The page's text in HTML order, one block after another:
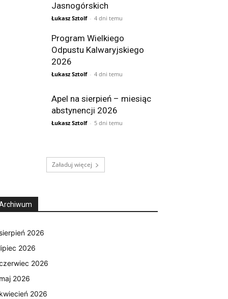
Jasnogórskich
Łukasz Sztolf - 4 dni temu
Program Wielkiego
Odpustu Kalwaryjskiego
2026
Łukasz Sztolf - 4 dni temu
Apel na sierpień – miesiąc
abstynencji 2026
Łukasz Sztolf - 5 dni temu
Załaduj więcej
sierpień 2026
lipiec 2026
2026
maj 2026
kwiecień 2026